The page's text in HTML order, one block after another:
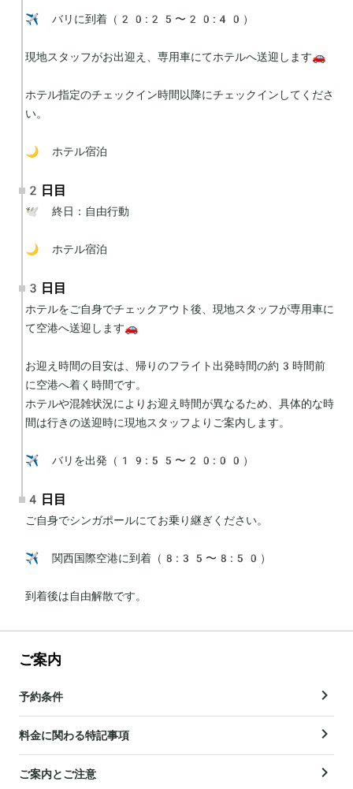
✈️ バリに到着（20:25〜20:40）
現地スタッフがお出迎え、専用車にてホテルへ送迎します🚗
ホテル指定のチェックイン時間以降にチェックインしてくださ
い。
🌙 ホテル宿泊
2日目
🕊 終日：自由行動
🌙 ホテル宿泊
3日目
ホテルをご自身でチェックアウト後、現地スタッフが専用車に
て空港へ送迎します🚗
お迎え時間の目安は、帰りのフライト出発時間の約3時間前
に空港へ着く時間です。
ホテルや混雑状況によりお迎え時間が異なるため、具体的な時
間は行きの送迎時に現地スタッフよりご案内します。
✈️ バリを出発（19:55〜20:00）
4日目
ご自身でシンガポールにてお乗り継ぎください。
✈️ 関西国際空港に到着（8:35〜8:50）
到着後は自由解散です。
ご案内
予約条件
料金に関わる特記事項
ご案内とご注意